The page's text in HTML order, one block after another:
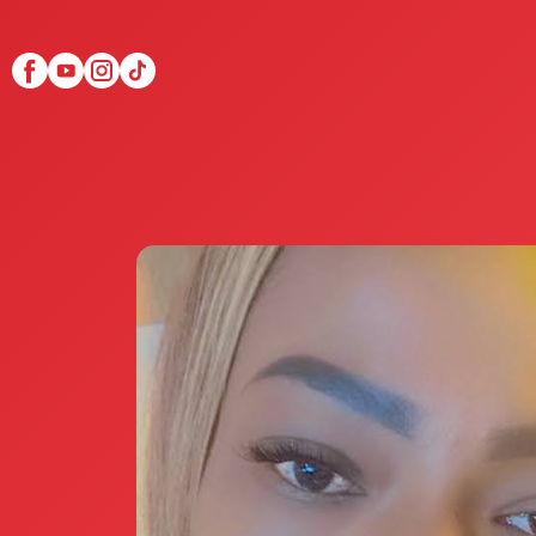
Scopri Club di Più
Le testimonianze
La fondatrice Valeria